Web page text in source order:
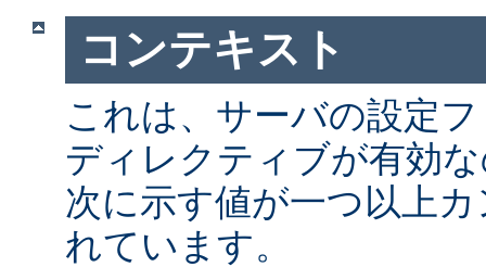
コンテキスト
これは、サーバの設定
ディレクティブが有効
次に示す値が一つ以上
れています。